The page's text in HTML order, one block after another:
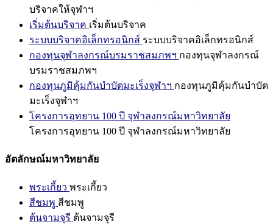
บริจาคให้จุฬาฯ
เริ่มต้นบริจาค เริ่มต้นบริจาค
ระบบบริจาคอิเล็กทรอนิกส์ ระบบบริจาคอิเล็กทรอนิกส์
กองทุนจุฬาลงกรณ์บรมราชสมภพฯ กองทุนจุฬาลงกรณ์
บรมราชสมภพฯ
กองทุนภูมิคุ้มกันบำบัดมะเร็งจุฬาฯ กองทุนภูมิคุ้มกันบำบัด
มะเร็งจุฬาฯ
โครงการอุทยาน 100 ปี จุฬาลงกรณ์มหาวิทยาลัย
โครงการอุทยาน 100 ปี จุฬาลงกรณ์มหาวิทยาลัย
อัตลักษณ์มหาวิทยาลัย
พระเกี้ยว พระเกี้ยว
สีชมพู สีชมพู
ต้นจามจุรี ต้นจามจุรี